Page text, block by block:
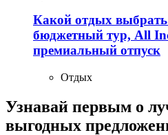
Какой отдых выбрать
бюджетный тур, All
премиальный отпуск
Отдых
Узнавай первым о
выгодных